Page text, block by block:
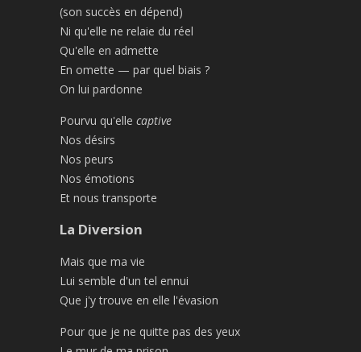
(son succès en dépend)
Ni qu'elle ne relaie du réel
Qu'elle en admette
En omette — par quel biais ?
On lui pardonne
Pourvu qu'elle captive
Nos désirs
Nos peurs
Nos émotions
Et nous transporte
La Diversion
Mais que ma vie
Lui semble d'un tel ennui
Que j'y trouve en elle l'évasion
Pour que je ne quitte pas des yeux